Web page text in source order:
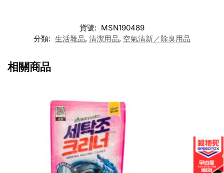
貨號: MSN190489
分類: 生活雜品, 清潔用品, 空氣清新／除臭用品
相關商品